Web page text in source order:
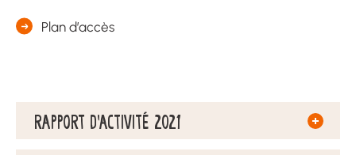
Plan d’accès
RAPPORT D’ACTIVITÉ 2021